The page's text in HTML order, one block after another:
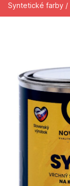
Syntetické farby /